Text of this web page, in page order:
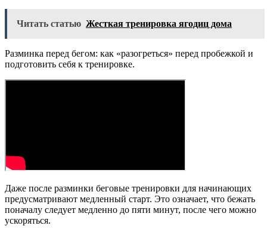
Читать статью Жесткая тренировка ягодиц дома
Разминка перед бегом: как «разогреться» перед пробежкой и
подготовить себя к тренировке.
Даже после разминки беговые тренировки для начинающих
предусматривают медленный старт. Это означает, что бежать
поначалу следует медленно до пяти минут, после чего можно
ускоряться.